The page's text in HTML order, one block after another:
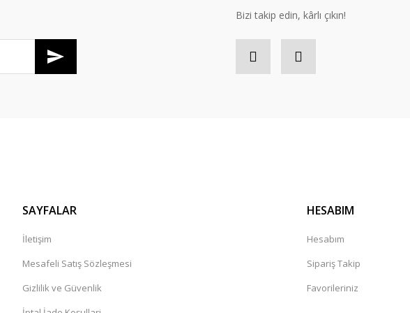
Bizi takip edin, kârlı çıkın!
SAYFALAR
İletişim
Mesafeli Satış Sözleşmesi
Gizlilik ve Güvenlik
HESABIM
Hesabım
Sipariş Takip
Favorileriniz